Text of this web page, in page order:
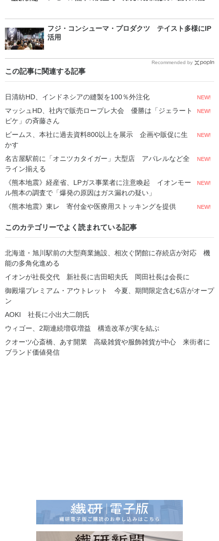
フジ・コンシューマ・プロダクツ テイスト多様にIP
活用
Recommended by
この記事に関連する記事
日清紡HD、インドネシアの縫製を100％外注化 NEW!
マッシュHD、社内で販売ロープレ大会 優勝は「ジェラート
ピケ」の斉藤さん
NEW!
ビームス、本社に過去資料800以上を展示 企画や販促に生
かす
NEW!
名古屋駅前に「オニツカタイガー」大型店 アパレルなど全
ライン揃える
NEW!
《熊本地震》経産省、LPガス事業者に注意喚起 イオンモー
ル熊本の調査で「爆発の原因はガス漏れの疑い」
NEW!
《熊本地震》東レ 寄付金や医療用ストッキングを提供 NEW!
このカテゴリーでよく読まれている記事
北海道・旭川駅前の大型商業施設、相次ぐ閉館に存続店が対応 機
能の多角化進める
イオンが社長交代 新社長に吉田昭夫氏 岡田社長は会長に
御殿場プレミアム・アウトレット 今夏、期間限定含む6店がオープ
ン
AOKI 社長に小出大二朗氏
ウィゴー、2期連続増収増益 構造改革が実を結ぶ
クオーツ心斎橋、あす開業 高級雑貨や服飾雑貨が中心 来街者に
ブランド価値発信